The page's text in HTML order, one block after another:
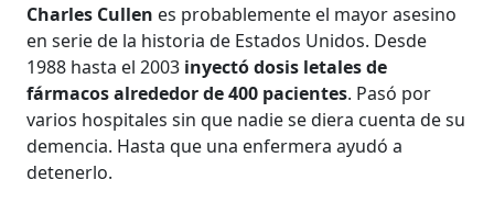
Charles Cullen es probablemente el mayor asesino
en serie de la historia de Estados Unidos. Desde
1988 hasta el 2003 inyectó dosis letales de
fármacos alrededor de 400 pacientes. Pasó por
varios hospitales sin que nadie se diera cuenta de su
demencia. Hasta que una enfermera ayudó a
detenerlo.